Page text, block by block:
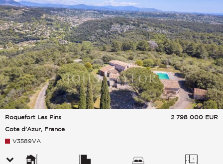
Roquefort Les Pins
Cote d'Azur, France
2 798 000 EUR
V3589VA